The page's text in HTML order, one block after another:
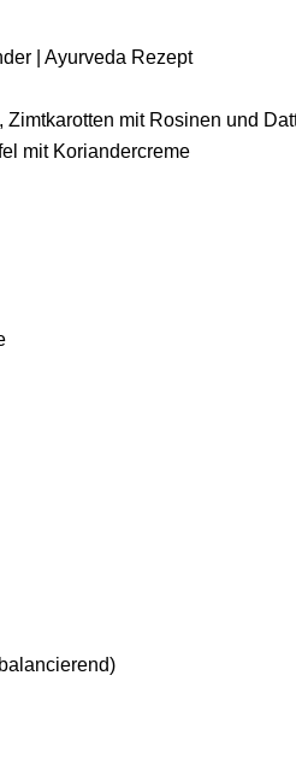
| Ayurveda Rezept
Zimtkarotten mit Rosinen und
mit Koriandercreme